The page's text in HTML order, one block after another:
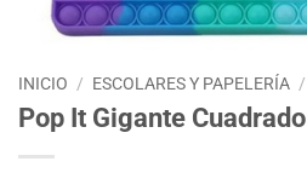
INICIO / ESCOLARES Y PAPELERÍA /
Pop It Gigante Cuadrado